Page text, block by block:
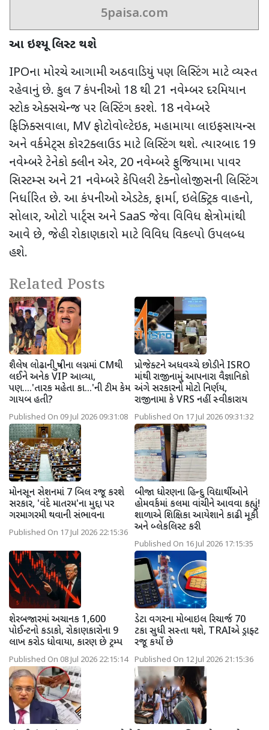
5paisa.com
આ ઇશ્યૂ લિસ્ટ થશે
IPOના મોરચેઆગામી અઠવાડિયું પણ લિસ્ટિંગ માટે વ્યસ્ત
રહેવાનું છે. કુલ 7 કંપનીઓ 18 થી 21 નવેમ્બર દરમિયાન
સ્ટોક એક્સચેન્જ પર લિસ્ટિંગ કરશે. 18 નવેમ્બરે
ફિઝિક્સવાલા, MV ફોટોવોલ્ટેઇક, મહામાયા લાઇફસાયન્સ
અને વર્કમેટ્સ કોર2ક્લાઉડ માટે લિસ્ટિંગ થશે. ત્યારબાદ 19
નવેમ્બરે ટેનેકો ક્લીન એર, 20 નવેમ્બરે ફુજિયામા પાવર
સિસ્ટમ્સ અને 21 નવેમ્બરે કેપિલરી ટેક્નોલોજીસની લિસ્ટિંગ
નિર્ધારિત છે. આ કંપનીઓ એડટેક, ફાર્મા, ઇલેક્ટ્રિક વાહનો,
સોલાર, ઓટો પાર્ટ્સ અને SaaS જેવા વિવિધ ક્ષેત્રોમાંથી
આવે છે, જેહી રોકાણકારો માટે વિવિધ વિકલ્પો ઉપલબ્ધ
હશે.
Related Posts
શૈલેષ લોઢાની પુત્રીના લગ્નમાં CMથી
લઈને અનેક VIP આવ્યા,
પણ....'તારક મહેતા કા...'ની ટીમ કેમ
ગાયબ હતી?
Published On 09 Jul 2026 09:31:08
પ્રોજેક્ટને અધવચ્ચે છોડીને ISRO
માંથી રાજીનામું આપનારા વૈજ્ઞાનિકો
અંગે સરકારનો મોટો નિર્ણય,
રાજીનામા કે VRS નહીં સ્વીકારાય
Published On 17 Jul 2026 09:31:32
મોનસૂન સેશનમાં 7 બિલ રજૂ કરશે
સરકાર, 'વંદે માતરમ'ના મુદ્દા પર
ગરમાગરમી થવાની સંભાવના
Published On 17 Jul 2026 22:15:36
બીજા ધોરણના હિન્દુ વિદ્યાર્થીઓને
હોમવર્કમાં કલમા વાંચીને આવવા કહ્યું!
શાળાએ શિક્ષિકા આયેશાને કાઢી મૂકી
અને બ્લેકલિસ્ટ કરી
Published On 16 Jul 2026 17:15:35
શેરબજારમાં અચાનક 1,600
પોઈન્ટનો કડાકો, રોકાણકારોના 9
લાખ કરોડ ધોવાયા, કારણ છે ટ્રમ્પ
Published On 08 Jul 2026 22:15:14
ડેટા વગરના મોબાઇલ રિચાર્જ 70
ટકા સુધી સસ્તા થશે, TRAIએ ડ્રાફ્ટ
રજૂ કર્યો છે
Published On 12 Jul 2026 21:15:36